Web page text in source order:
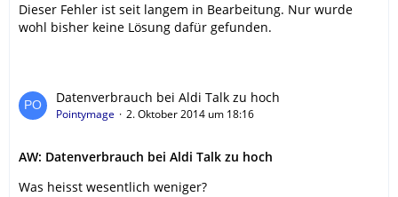
Dieser Fehler ist seit langem in Bearbeitung. Nur wurde
wohl bisher keine Lösung dafür gefunden.
Datenverbrauch bei Aldi Talk zu hoch
Pointymage 2. Oktober 2014 um 18:16
AW: Datenverbrauch bei Aldi Talk zu hoch
Was heisst wesentlich weniger?